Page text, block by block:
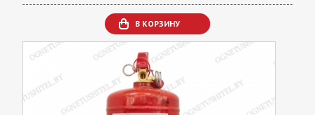
В КОРЗИНУ